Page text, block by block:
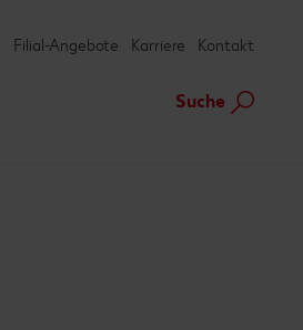
Filial-Angebote Karriere Kontakt
Suche